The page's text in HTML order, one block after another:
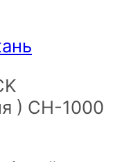
) CH-1000